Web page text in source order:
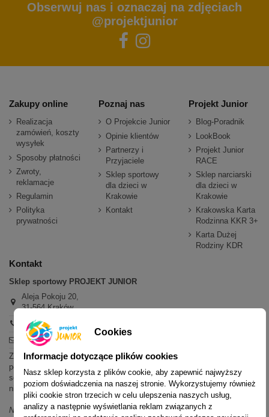
Obserwuj nas i oznaczaj na zdjęciach
@projektjunior
Zakupy online
Realizacja
zamówień, koszty
wysyłek
Sposoby płatności
Zwroty,
reklamacje
Regulamin
Polityka
prywatności
Poznaj nas
O Projekcie Junior
Opinie klientów
Partnerzy i
Przyjaciele
Sklep sportowy
dla dzieci w
Krakowie
Kontakt
Projekt Junior
Blog-Poradnik
LookBook
Projekt Junior
RACE
Sklep narciarski
dla dzieci w
Krakowie
Krakowska Karta
Rodzinna KKR 3+
Karta Dużej
Rodziny KDR
Kontakt
Sklep sportowy PROJEKT JUNIOR
Aleja Pokoju 20,
31-564 Kraków
+48 600 779 897
sklep@projektjunior.pl
Zapraszamy do sklepu stacjonarnego:
poniedziałek - piątek: 11.00-19.00
sobota: 10.00-14.00
niedziela (każda): nieczynne
Nie odpowiadamy na wiadomości SMS. W sprawach dotyczących
Cookies
Informacje dotyczące plików cookies
Nasz sklep korzysta z plików cookie, aby zapewnić najwyższy
poziom doświadczenia na naszej stronie. Wykorzystujemy również
pliki cookie stron trzecich w celu ulepszenia naszych usług,
analizy a następnie wyświetlania reklam związanych z